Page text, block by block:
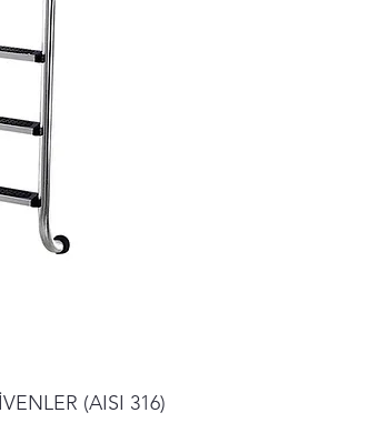
(AISI 316)